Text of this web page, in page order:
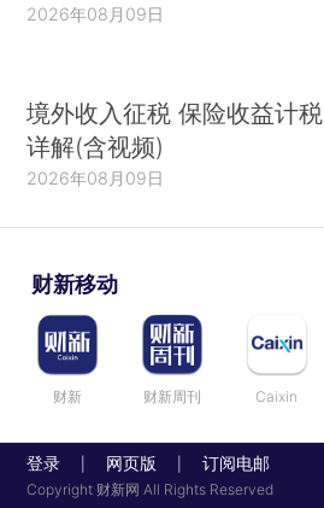
2026年08月09日
境外收入征税 保险收益计税
详解(含视频)
2026年08月09日
财新移动
财新 财新周刊 Caixin
登录 网页版 订阅电邮
Copyright 财新网 All Rights Reserved